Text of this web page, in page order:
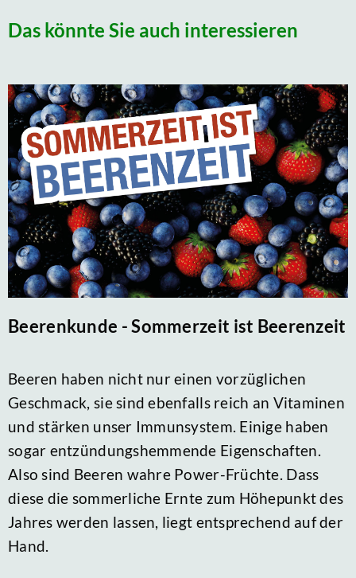
Das könnte Sie auch interessieren
Beerenkunde - Sommerzeit ist Beerenzeit
Beeren haben nicht nur einen vorzüglichen
Geschmack, sie sind ebenfalls reich an Vitaminen
und stärken unser Immunsystem. Einige haben
sogar entzündungshemmende Eigenschaften.
Also sind Beeren wahre Power-Früchte. Dass
diese die sommerliche Ernte zum Höhepunkt des
Jahres werden lassen, liegt entsprechend auf der
Hand.